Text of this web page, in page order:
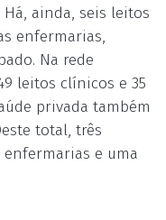
ainda, seis leitos
enfermarias,
Na rede
leitos clínicos e 35
privada também
total, três
e uma